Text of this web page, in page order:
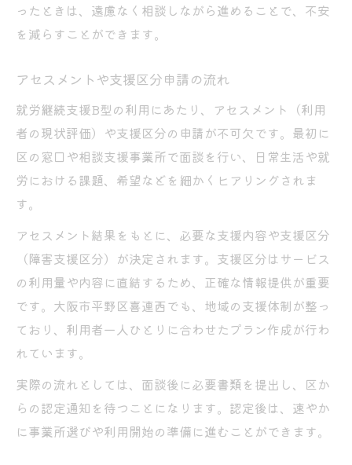
ったときは、遠慮なく相談しながら進めることで、不安
を減らすことができます。
アセスメントや支援区分申請の流れ
就労継続支援B型の利用にあたり、アセスメント（利用
者の現状評価）や支援区分の申請が不可欠です。最初に
区の窓口や相談支援事業所で面談を行い、日常生活や就
労における課題、希望などを細かくヒアリングされま
す。
アセスメント結果をもとに、必要な支援内容や支援区分
（障害支援区分）が決定されます。支援区分はサービス
の利用量や内容に直結するため、正確な情報提供が重要
です。大阪市平野区喜連西でも、地域の支援体制が整っ
ており、利用者一人ひとりに合わせたプラン作成が行わ
れています。
実際の流れとしては、面談後に必要書類を提出し、区か
らの認定通知を待つことになります。認定後は、速やか
に事業所選びや利用開始の準備に進むことができます。